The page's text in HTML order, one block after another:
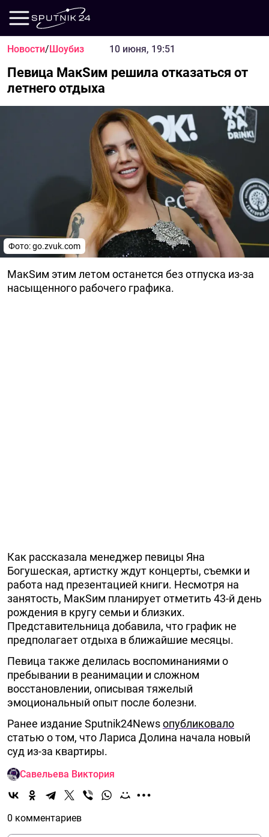
Новости/Шоубиз 10 июня, 19:51
Певица МакSим решила отказаться от
летнего отдыха
Фото: go.zvuk.com
МакSим этим летом останется без отпуска из-за
насыщенного рабочего графика.
Как рассказала менеджер певицы Яна
Богушеская, артистку ждут концерты, съемки и
работа над презентацией книги. Несмотря на
занятость, МакSим планирует отметить 43-й день
рождения в кругу семьи и близких.
Представительница добавила, что график не
предполагает отдыха в ближайшие месяцы.
Певица также делилась воспоминаниями о
пребывании в реанимации и сложном
восстановлении, описывая тяжелый
эмоциональный опыт после болезни.
Ранее издание Sputnik24Newsопубликовало
статью о том, что Лариса Долина начала новый
суд из-за квартиры.
Савельева Виктория
0 комментариев